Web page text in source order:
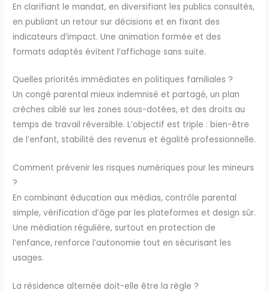
En clarifiant le mandat, en diversifiant les publics consultés,
en publiant un retour sur décisions et en fixant des
indicateurs d’impact. Une animation formée et des
formats adaptés évitent l’affichage sans suite.
Quelles priorités immédiates en politiques familiales ?
Un congé parental mieux indemnisé et partagé, un plan
crèches ciblé sur les zones sous-dotées, et des droits au
temps de travail réversible. L’objectif est triple : bien-être
de l’enfant, stabilité des revenus et égalité professionnelle.
Comment prévenir les risques numériques pour les mineurs
?
En combinant éducation aux médias, contrôle parental
simple, vérification d’âge par les plateformes et design sûr.
Une médiation régulière, surtout en protection de
l’enfance, renforce l’autonomie tout en sécurisant les
usages.
La résidence alternée doit-elle être la règle ?